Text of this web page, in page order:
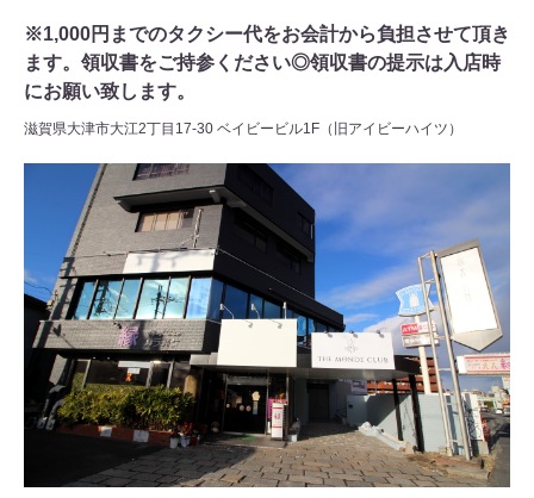
※1,000円までのタクシー代をお会計から負担させて頂き
ます。領収書をご持参ください◎領収書の提示は入店時
にお願い致します。
滋賀県大津市大江2丁目17-30 ベイビービル1F（旧アイビーハイツ）